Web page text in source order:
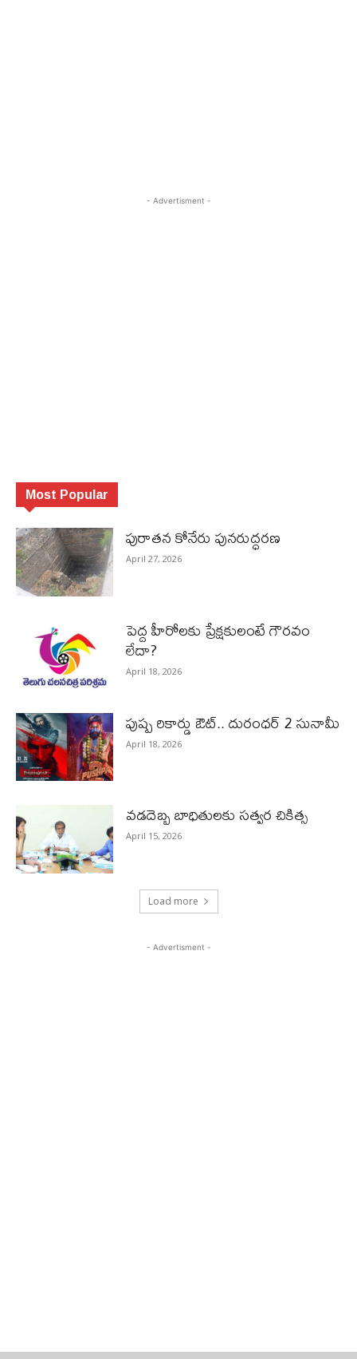
- Advertisment -
Most Popular
పురాత‌న కోనేరు పున‌రుద్ధ‌ర‌ణ
April 27, 2026
పెద్ద హీరోల‌కు ప్రేక్ష‌కులంటే గౌర‌వం
లేదా?
April 18, 2026
పుష్ప రికార్డు ఔట్‌.. దురంధ‌ర్ 2 సునామీ
April 18, 2026
వడదెబ్బ బాధితులకు సత్వర చికిత్స
April 15, 2026
Load more
- Advertisment -